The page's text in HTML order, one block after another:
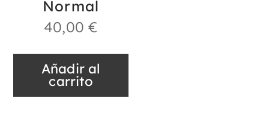
Normal
40,00€
Añadir al
carrito